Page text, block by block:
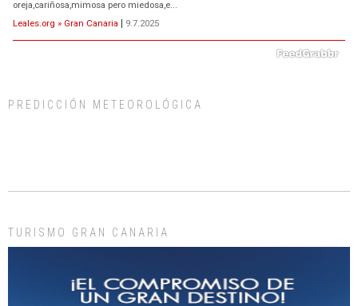
oreja,cariñosa,mimosa pero miedosa,e...
Leales.org » Gran Canaria | 9.7.2025
días, ella incluida...
PREDICCIÓN METEOROLÓGICA
TURISMO GRAN CANARIA